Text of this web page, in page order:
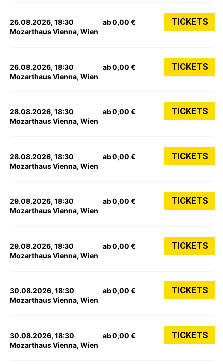
26.08.2026, 18:30
Mozarthaus Vienna, Wien
ab 0,00 € TICKETS
26.08.2026, 18:30
Mozarthaus Vienna, Wien
ab 0,00 € TICKETS
28.08.2026, 18:30
Mozarthaus Vienna, Wien
ab 0,00 € TICKETS
28.08.2026, 18:30
Mozarthaus Vienna, Wien
ab 0,00 € TICKETS
29.08.2026, 18:30
Mozarthaus Vienna, Wien
ab 0,00 € TICKETS
29.08.2026, 18:30
Mozarthaus Vienna, Wien
ab 0,00 € TICKETS
30.08.2026, 18:30
Mozarthaus Vienna, Wien
ab 0,00 € TICKETS
30.08.2026, 18:30
Mozarthaus Vienna, Wien
ab 0,00 € TICKETS